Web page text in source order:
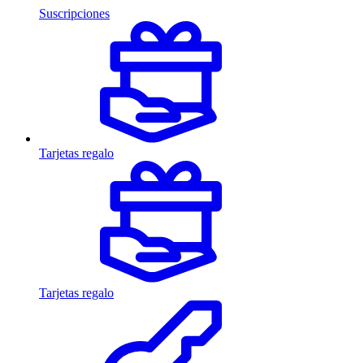
Suscripciones
Tarjetas regalo
Tarjetas regalo